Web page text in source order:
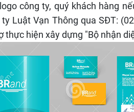
công ty, quý khách hàng
Luật Vạn Thông qua SĐT:
thực hiện xây dựng "Bộ nhận